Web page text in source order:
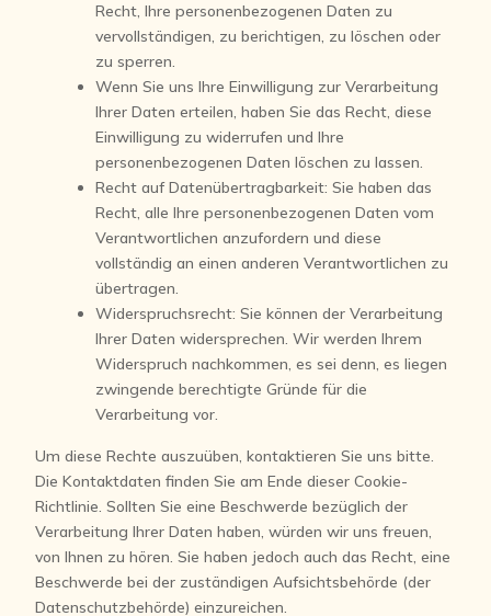
Recht, Ihre personenbezogenen Daten zu
vervollständigen, zu berichtigen, zu löschen oder
zu sperren.
Wenn Sie uns Ihre Einwilligung zur Verarbeitung
Ihrer Daten erteilen, haben Sie das Recht, diese
Einwilligung zu widerrufen und Ihre
personenbezogenen Daten löschen zu lassen.
Recht auf Datenübertragbarkeit: Sie haben das
Recht, alle Ihre personenbezogenen Daten vom
Verantwortlichen anzufordern und diese
vollständig an einen anderen Verantwortlichen zu
übertragen.
Widerspruchsrecht: Sie können der Verarbeitung
Ihrer Daten widersprechen. Wir werden Ihrem
Widerspruch nachkommen, es sei denn, es liegen
zwingende berechtigte Gründe für die
Verarbeitung vor.
Um diese Rechte auszuüben, kontaktieren Sie uns bitte.
Die Kontaktdaten finden Sie am Ende dieser Cookie-
Richtlinie. Sollten Sie eine Beschwerde bezüglich der
Verarbeitung Ihrer Daten haben, würden wir uns freuen,
von Ihnen zu hören. Sie haben jedoch auch das Recht, eine
Beschwerde bei der zuständigen Aufsichtsbehörde (der
Datenschutzbehörde) einzureichen.